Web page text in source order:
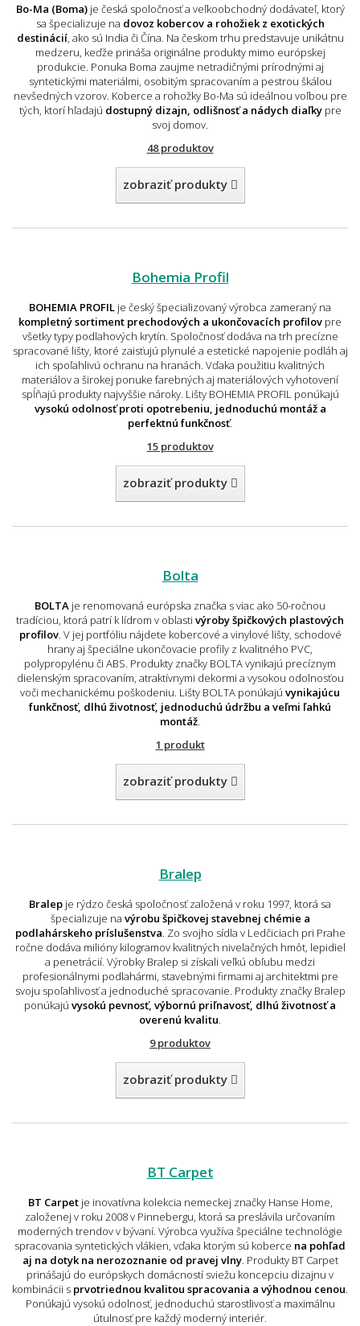
Bo-Ma (Boma)je česká spoločnosť a veľkoobchodný dodávateľ, ktorý
sa špecializuje na dovoz kobercov a rohožiek z exotických
destinácií, ako sú India či Čína. Na českom trhu predstavuje unikátnu
medzeru, keďže prináša originálne produkty mimo európskej
produkcie. Ponuka Boma zaujme netradičnými prírodnými aj
syntetickými materiálmi, osobitým spracovaním a pestrou škálou
nevšedných vzorov. Koberce a rohožky Bo-Ma sú ideálnou voľbou pre
tých, ktorí hľadajú dostupný dizajn, odlišnosť a nádych diaľkypre
svoj domov.
48 produktov
zobraziť produkty
Bohemia Profil
BOHEMIA PROFIL je český špecializovaný výrobca zameraný na
kompletný sortiment prechodových a ukončovacích profilov pre
všetky typy podlahových krytín. Spoločnosť dodáva na trh precízne
spracované lišty, ktoré zaisťujú plynulé a estetické napojenie podláh aj
ich spoľahlivú ochranu na hranách. Vďaka použitiu kvalitných
materiálov a širokej ponuke farebných aj materiálových vyhotovení
spĺňajú produkty najvyššie nároky. Lišty BOHEMIA PROFIL ponúkajú
vysokú odolnosť proti opotrebeniu, jednoduchú montáž a
perfektnú funkčnosť.
15 produktov
zobraziť produkty
Bolta
BOLTA je renomovaná európska značka s viac ako 50-ročnou
tradíciou, ktorá patrí k lídrom v oblasti výroby špičkových plastových
profilov. V jej portfóliu nájdete kobercové a vinylové lišty, schodové
hrany aj špeciálne ukončovacie profily z kvalitného PVC,
polypropylénu či ABS. Produkty značky BOLTA vynikajú precíznym
dielenským spracovaním, atraktívnymi dekormi a vysokou odolnosťou
voči mechanickému poškodeniu. Lišty BOLTA ponúkajú vynikajúcu
funkčnosť, dlhú životnosť, jednoduchú údržbu a veľmi ľahkú
montáž
1 produkt
zobraziť produkty
Bralep
Bralep je rýdzo česká spoločnosť založená v roku 1997, ktorá sa
špecializuje na výrobu špičkovej stavebnej chémie a
podlahárskeho príslušenstva . Zo svojho sídla v Ledčiciach pri Prahe
ročne dodáva milióny kilogramov kvalitných nivelačných hmôt, lepidiel
a penetrácií. Výrobky Bralep si získali veľkú obľubu medzi
profesionálnymi podlahármi, stavebnými firmami aj architektmi pre
svoju spoľahlivosť a jednoduché spracovanie. Produkty značky Bralep
ponúkajú vysokú pevnosť, výbornú priľnavosť, dlhú životnosť a
overenú kvalitu
9 produktov
zobraziť produkty
BT Carpet
BT Carpetje inovatívna kolekcia nemeckej značky Hanse Home,
založenej v roku 2008 v Pinnebergu, ktorá sa preslávila určovaním
moderných trendov v bývaní. Výrobca využíva špeciálne technológie
spracovania syntetických vlákien, vďaka ktorým sú koberce na pohľad
aj na dotyk na nerozoznanie od pravej vlny. Produkty BT Carpet
prinášajú do európskych domácností sviežu koncepciu dizajnu v
kombinácii s prvotriednou kvalitou spracovania a výhodnou cenou
Ponúkajú vysokú odolnosť, jednoduchú starostlivosť a maximálnu
útulnosť pre každý moderný interiér.